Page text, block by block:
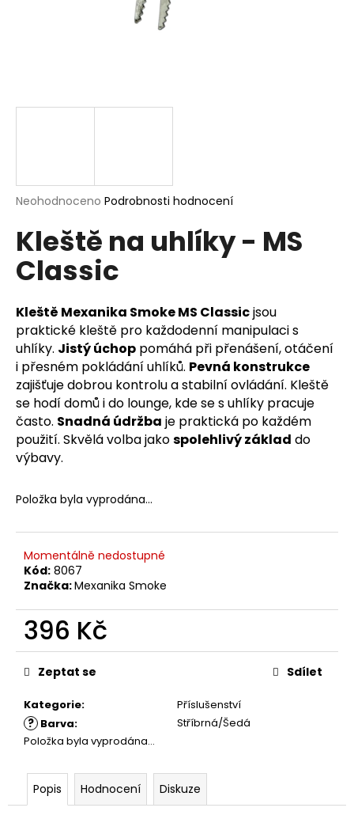
Průměrné
produktu
je
0,0
z
hvězdiček.
Neohodnoceno Podrobnosti hodnocení
Kleště na uhlíky - MS
Classic
Kleště Mexanika Smoke MS Classicjsou
praktické kleště pro každodenní manipulaci s
uhlíky. Jistý úchop pomáhá při přenášení, otáčení
i přesném pokládání uhlíků. Pevná konstrukce
zajišťuje dobrou kontrolu a stabilní ovládání. Kleště
se hodí domů i do lounge, kde se s uhlíky pracuje
často. Snadná údržba je praktická po každém
použití. Skvělá volba jakospolehlivý základ do
výbavy.
Položka byla vyprodána…
Momentálně nedostupné
Kód: 8067
Značka:Mexanika Smoke
396 Kč
Měrná
cena:
Kategorie: Příslušenství
? Barva:
Stříbrná/Šedá
Položka byla vyprodána…
Zeptat se Sdílet
Popis Hodnocení Diskuze
?
HLEDAT
D
o
p
o
r
u
č
u
j
e
m
e